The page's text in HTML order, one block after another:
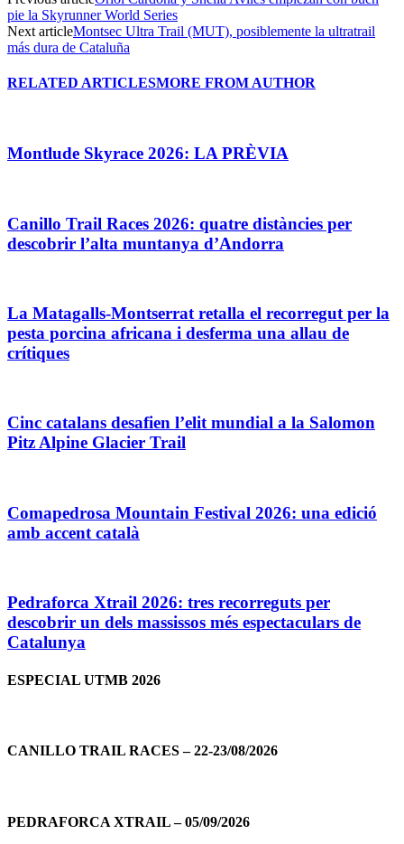
pie la Skyrunner World Series
Next articleMontsec Ultra Trail (MUT), posiblemente la ultratrail
más dura de Cataluña
RELATED ARTICLESMORE FROM AUTHOR
Montlude Skyrace 2026: LA PRÈVIA
Canillo Trail Races 2026: quatre distàncies per
descobrir l’alta muntanya d’Andorra
La Matagalls-Montserrat retalla el recorregut per la
pesta porcina africana i desferma una allau de
crítiques
Cinc catalans desafien l’elit mundial a la Salomon
Pitz Alpine Glacier Trail
Comapedrosa Mountain Festival 2026: una edició
amb accent català
Pedraforca Xtrail 2026: tres recorreguts per
descobrir un dels massissos més espectaculars de
Catalunya
ESPECIAL UTMB 2026
CANILLO TRAIL RACES – 22-23/08/2026
PEDRAFORCA XTRAIL – 05/09/2026